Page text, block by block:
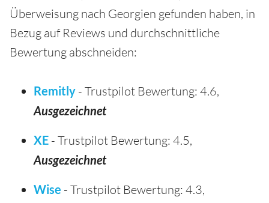
Überweisung nach Georgien gefunden haben, in
Bezug auf Reviews und durchschnittliche
Bewertung abschneiden:
Remitly - Trustpilot Bewertung: 4.6,
Ausgezeichnet
XE - Trustpilot Bewertung: 4.5,
Ausgezeichnet
Wise - Trustpilot Bewertung: 4.3,